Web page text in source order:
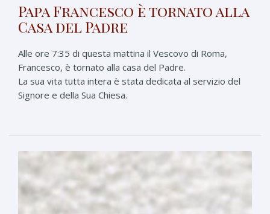
Papa Francesco è tornato alla
Casa del Padre
Alle ore 7:35 di questa mattina il Vescovo di Roma,
Francesco, è tornato alla casa del Padre.
La sua vita tutta intera è stata dedicata al servizio del
Signore e della Sua Chiesa.